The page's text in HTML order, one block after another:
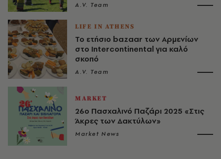
A.V. Team
LIFE IN ATHENS
Το ετήσιο bazaar των Αρμενίων
στο Ιntercontinental για καλό
σκοπό
A.V. Team
MARKET
26ο Πασχαλινό Παζάρι 2025 «Στις
Άκρες των Δακτύλων»
Market News